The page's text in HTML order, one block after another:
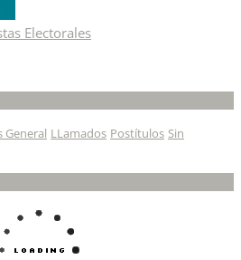
Electorales
General LLamados Postítulos Sin